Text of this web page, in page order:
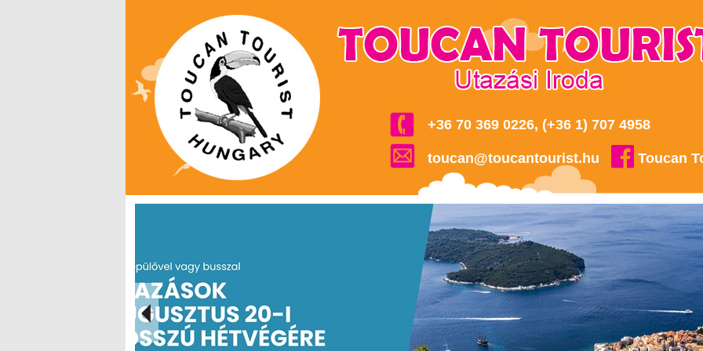
+36 70 369 0226, (+36 1) 707 4958
toucan@toucantourist.hu Toucan